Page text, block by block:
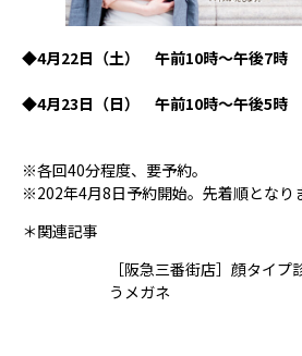
◆4月22日（土） 午前10時～午後7時
◆4月23日（日） 午前10時～午後5時
※各回40分程度、要予約。
※202年4月8日予約開始。先着順となり
＊関連記事
［阪急三番街店］顔タイプ
うメガネ